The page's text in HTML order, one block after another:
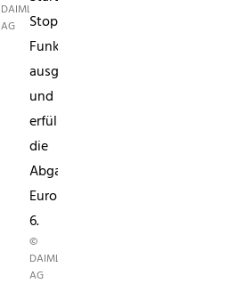
DAIMLER
AG
Stopp-
Funktion
ausgestattet
und
erfüllen
die
Abgasnorm
Euro
6.
©
DAIMLER
AG